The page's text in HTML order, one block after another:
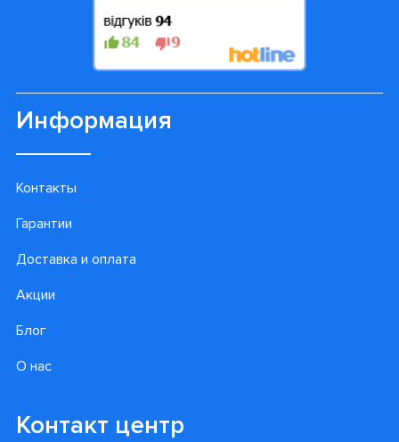
Информация
Контакты
Гарантии
Доставка и оплата
Акции
Блог
О нас
Контакт центр